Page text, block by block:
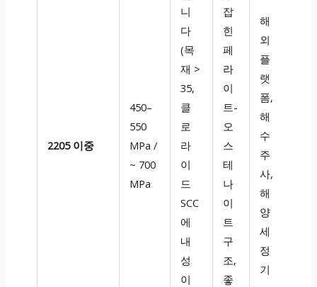
2205 이중
450–
550
MPa /
~ 700
MPa
니
다
(목
재 >
35,
클
로
라
이
드
SCC
에
내
성
이
잡
힌
페
라
이
트-
오
스
테
나
이
트
구
조,
좋
해
외
플
랫
폼,
해
수
주
사,
해
양
세
정
기